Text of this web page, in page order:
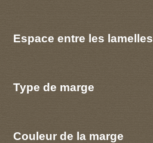
Espace entre les lamelles
Type de marge
Couleur de la marge